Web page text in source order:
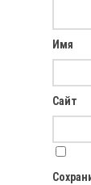
Имя
Сайт